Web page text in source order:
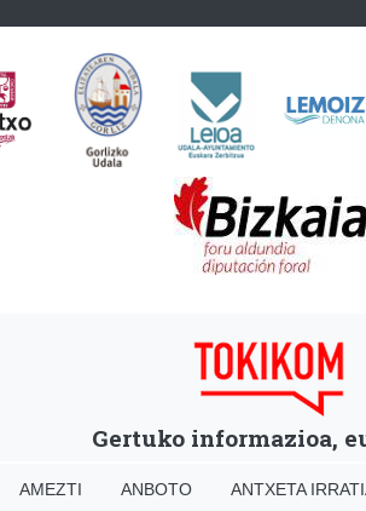
Gertuko informazioa,
AMEZTI ANBOTO ANTXETA